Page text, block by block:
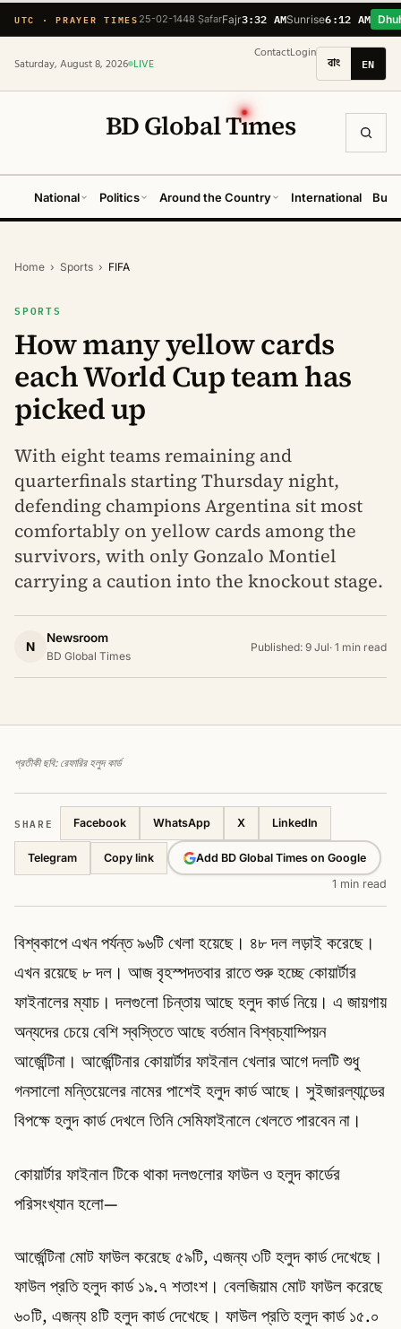
UTC · PRAYER TIMES 25-02-1448 ṢafarFajr3:32 AMSunrise6:12 AM
Saturday, August 8, 2026 LIVE
ContactLogin
বাং EN
BD Global Tımes
National Politics Around the Country International
Home › Sports › FIFA
SPORTS
How many yellow cards
each World Cup team has
picked up
With eight teams remaining and
quarterfinals starting Thursday night,
defending champions Argentina sit most
comfortably on yellow cards among the
survivors, with only Gonzalo Montiel
carrying a caution into the knockout stage.
N
Newsroom
BD Global Times
Published: 9 Jul· 1 min read
প্রতীকী ছবি: রেফারির হলুদ কার্ড
SHARE Facebook WhatsApp X LinkedIn
Telegram Copy link
Add BD Global Times on Google
1 min read
বিশ্বকাপে এখন পর্যন্ত ৯৬টি খেলা হয়েছে। ৪৮ দল লড়াই করেছে।
এখন রয়েছে ৮ দল। আজ বৃহস্পদতবার রাতে শুরু হচ্ছে কোয়ার্টার
ফাইনালের ম্যাচ। দলগুলো চিন্তায় আছে হলুদ কার্ড নিয়ে। এ জায়গায়
অন্যদের চেয়ে বেশি স্বস্তিতে আছে বর্তমান বিশ্বচ্যাম্পিয়ন
আর্জেন্টিনা। আর্জেন্টিনার কোয়ার্টার ফাইনাল খেলার আগে দলটি শুধু
গনসালো মন্তিয়েলের নামের পাশেই হলুদ কার্ড আছে। সুইজারল্যান্ডের
বিপক্ষে হলুদ কার্ড দেখলে তিনি সেমিফাইনালে খেলতে পারবেন না।
কোয়ার্টার ফাইনাল টিকে থাকা দলগুলোর ফাউল ও হলুদ কার্ডের
পরিসংখ্যান হলো—
আর্জেন্টিনা মোট ফাউল করেছে ৫৯টি, এজন্য ৩টি হলুদ কার্ড দেখেছে।
ফাউল প্রতি হলুদ কার্ড ১৯.৭ শতাংশ। বেলজিয়াম মোট ফাউল করেছে
৬০টি, এজন্য ৪টি হলুদ কার্ড দেখেছে। ফাউল প্রতি হলুদ কার্ড ১৫.০